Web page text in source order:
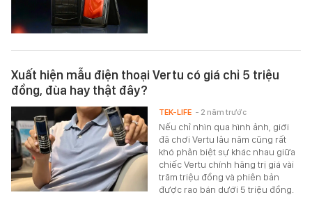
Xuất hiện mẫu điện thoại Vertu có giá chỉ 5 triệu
đồng, đùa hay thật đây?
Nếu chỉ nhìn qua hình ảnh, giới
đã chơi Vertu lâu năm cũng rất
khó phân biệt sự khác nhau giữa
chiếc Vertu chính hãng trị giá vài
trăm triệu đồng và phiên bản
được rao bán dưới 5 triệu đồng.
TEK-LIFE - 2 năm trước